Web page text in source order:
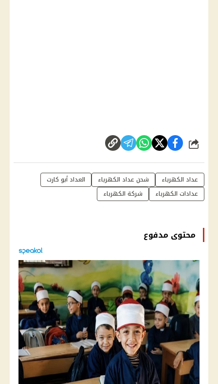
شارك
عداد الكهرباء شحن عداد الكهرباء
العداد أبو كارت
عدادات الكهرباء
شركة الكهرباء
محتوى مدفوع